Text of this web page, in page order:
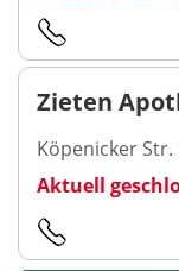
Zieten
Köpenicker Str.
Aktuell